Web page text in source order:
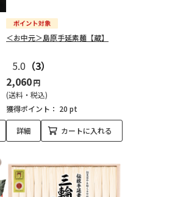
＜お中元＞島原手延素麺【蔵】
5.0 （3）
2,060円
(送料・税込)
獲得ポイント： 20 pt
詳細 カートに入れる